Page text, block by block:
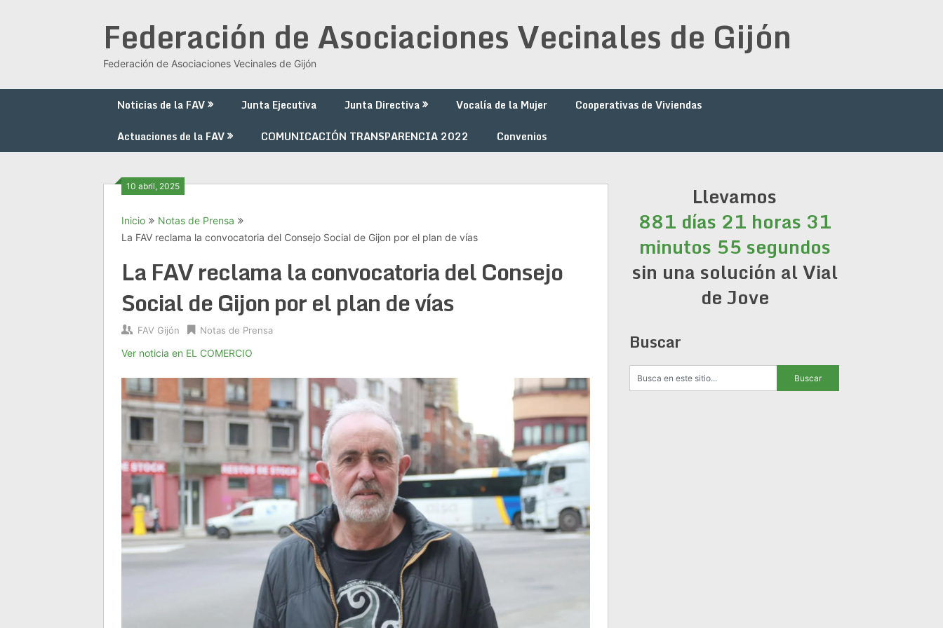
Federación de Asociaciones Vecinales de Gijón
Federación de Asociaciones Vecinales de Gijón
Noticias de la FAV Junta Ejecutiva Junta Directiva Vocalía de la Mujer
Cooperativas de Viviendas
Actuaciones de la FAV
COMUNICACIÓN TRANSPARENCIA 2022 Convenios
10 abril, 2025
Inicio
Notas de Prensa
La FAV reclama la convocatoria del Consejo Social de Gijon por el plan de vías
La FAV reclama la convocatoria del Consejo
Social de Gijon por el plan de vías
FAV Gijón Notas de Prensa
Ver noticia en EL COMERCIO
Llevamos
881 días 21 horas 31
minutos 55 segundos
sin una solución al Vial
de Jove
Buscar